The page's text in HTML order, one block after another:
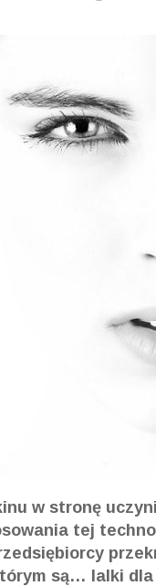
w stronę
tej
są… lalki dla